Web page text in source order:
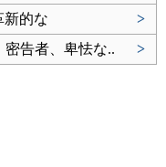
新的な
>
告者、卑怯な..
>